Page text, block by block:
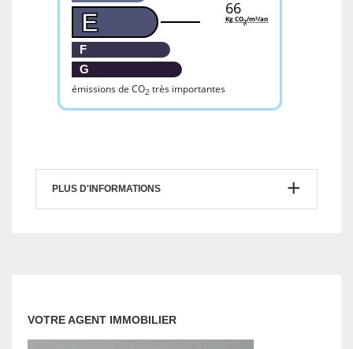
PLUS D'INFORMATIONS
VOTRE AGENT IMMOBILIER